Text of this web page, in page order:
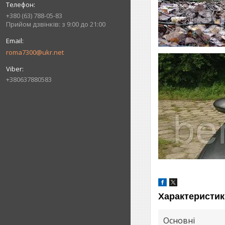
+380 (63) 788-05-83
Прийом дзвінків: з 9:00 до 21:00
roma7300@ukr.net
+380637880583
Основні